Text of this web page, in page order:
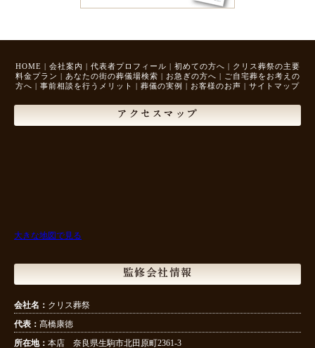
HOME | 会社案内 | 代表者プロフィール | 初めての方へ | クリス葬祭の主要
料金プラン | あなたの街の葬儀場検索 | お急ぎの方へ | ご自宅葬をお考えの
方へ | 事前相談を行うメリット | 葬儀の実例 | お客様のお声 | サイトマップ
アクセスマップ
大きな地図で見る
監修会社情報
会社名： クリス葬祭
代表： 髙橋康徳
所在地： 本店 奈良県生駒市北田原町2361-3